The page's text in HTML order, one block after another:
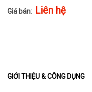
Giá bán: Liên hệ
GIỚI THIỆU & CÔNG DỤNG